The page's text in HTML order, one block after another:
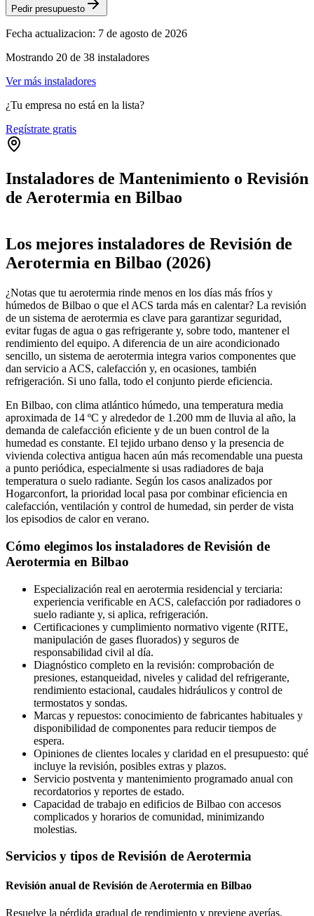
Pedir presupuesto
Fecha actualizacion: 7 de agosto de 2026
Mostrando 20 de 38 instaladores
Ver más instaladores
¿Tu empresa no está en la lista?
Regístrate gratis
Instaladores de Mantenimiento o Revisión
de Aerotermia en Bilbao
+
−
Los mejores instaladores de Revisión de
Aerotermia en Bilbao (2026)
¿Notas que tu aerotermia rinde menos en los días más fríos y
húmedos de Bilbao o que el ACS tarda más en calentar? La revisión
de un sistema de aerotermia es clave para garantizar seguridad,
evitar fugas de agua o gas refrigerante y, sobre todo, mantener el
rendimiento del equipo. A diferencia de un aire acondicionado
sencillo, un sistema de aerotermia integra varios componentes que
dan servicio a ACS, calefacción y, en ocasiones, también
refrigeración. Si uno falla, todo el conjunto pierde eficiencia.
En Bilbao, con clima atlántico húmedo, una temperatura media
aproximada de 14 ºC y alrededor de 1.200 mm de lluvia al año, la
demanda de calefacción eficiente y de un buen control de la
humedad es constante. El tejido urbano denso y la presencia de
vivienda colectiva antigua hacen aún más recomendable una puesta
a punto periódica, especialmente si usas radiadores de baja
temperatura o suelo radiante. Según los casos analizados por
Hogarconfort, la prioridad local pasa por combinar eficiencia en
calefacción, ventilación y control de humedad, sin perder de vista
los episodios de calor en verano.
Cómo elegimos los instaladores de Revisión de
Aerotermia en Bilbao
Especialización real en aerotermia residencial y terciaria:
experiencia verificable en ACS, calefacción por radiadores o
suelo radiante y, si aplica, refrigeración.
Certificaciones y cumplimiento normativo vigente (RITE,
manipulación de gases fluorados) y seguros de
responsabilidad civil al día.
Diagnóstico completo en la revisión: comprobación de
presiones, estanqueidad, niveles y calidad del refrigerante,
rendimiento estacional, caudales hidráulicos y control de
termostatos y sondas.
Marcas y repuestos: conocimiento de fabricantes habituales y
disponibilidad de componentes para reducir tiempos de
espera.
Opiniones de clientes locales y claridad en el presupuesto: qué
incluye la revisión, posibles extras y plazos.
Servicio postventa y mantenimiento programado anual con
recordatorios y reportes de estado.
Capacidad de trabajo en edificios de Bilbao con accesos
complicados y horarios de comunidad, minimizando
molestias.
Servicios y tipos de Revisión de Aerotermia
Revisión anual de Revisión de Aerotermia en Bilbao
Resuelve la pérdida gradual de rendimiento y previene averías.